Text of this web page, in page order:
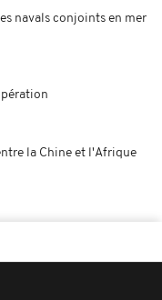
navals conjoints en mer
la Chine et l'Afrique